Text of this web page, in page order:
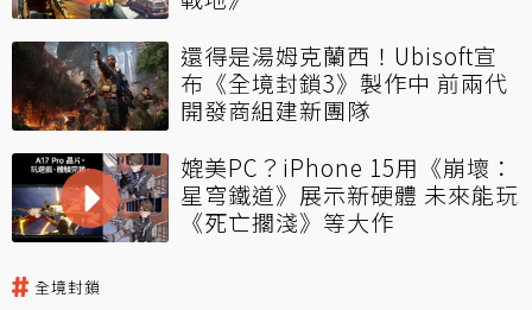
還得是湯姆克蘭西！Ubisoft宣
布《全境封鎖3》製作中 前兩代
開發商組建新團隊
媲美PC？iPhone 15用《崩壞：
星穹鐵道》展示新硬體 未來能玩
《死亡擱淺》等大作
全境封鎖